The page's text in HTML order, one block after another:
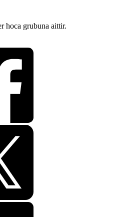
hoca grubuna aittir.